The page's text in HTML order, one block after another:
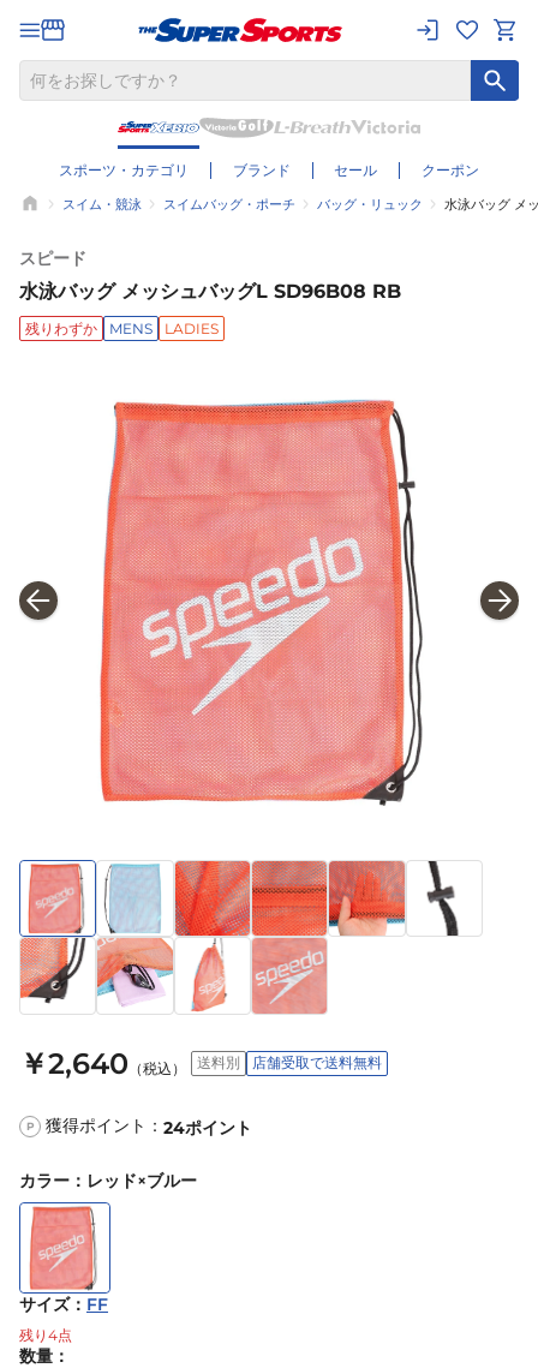
スポーツ・カテゴリ ブランド セール クーポン
スイム・競泳 スイムバッグ・ポーチ バッグ・リュック 水泳バッグ メ
スピード
水泳バッグ メッシュバッグL SD96B08 RB
残りわずか MENS LADIES
￥2,640 （税込） 送料別 店舗受取で送料無料
P 獲得ポイント： 24ポイント
カラー ： レッド×ブルー
サイズ： FF
残り 4点
数量：